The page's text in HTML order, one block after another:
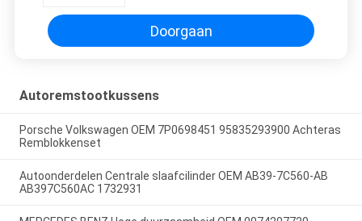
Doorgaan
Autoremstootkussens
Porsche Volkswagen OEM 7P0698451 95835293900 Achteras
Remblokkenset
Autoonderdelen Centrale slaafcilinder OEM AB39-7C560-AB
AB397C560AC 1732931